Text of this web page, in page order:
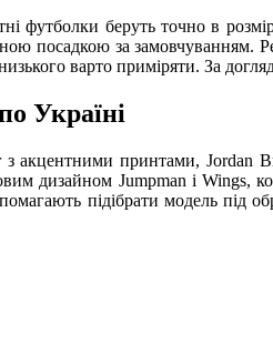
футболки беруть точно в
посадкою за
варто приміряти. За
Україні
акцентними принтами,
дизайном Jumpman і Wings,
підібрати модель під